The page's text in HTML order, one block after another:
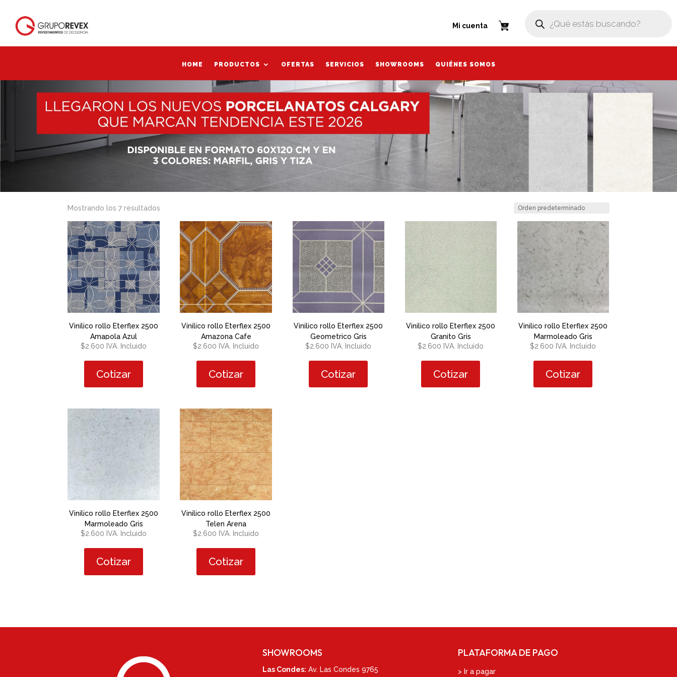
Mi cuenta
productos
Mi cuenta
productos
HOME PRODUCTOS OFERTAS SERVICIOS SHOWROOMS QUIÉNES SOMOS
Mostrando los 7 resultados
Vinilico rollo Eterflex 2500
Amapola Azul
$2.600 IVA. Incluido
Cotizar
Vinilico rollo Eterflex 2500
Amazona Cafe
$2.600 IVA. Incluido
Cotizar
Vinilico rollo Eterflex 2500
Geometrico Gris
$2.600 IVA. Incluido
Cotizar
Vinilico rollo Eterflex 2500
Granito Gris
$2.600 IVA. Incluido
Cotizar
Vinilico rollo Eterflex 2500
Marmoleado Gris
$2.600 IVA. Incluido
Cotizar
Vinilico rollo Eterflex 2500
Marmoleado Gris
$2.600 IVA. Incluido
Cotizar
Vinilico rollo Eterflex 2500
Telen Arena
$2.600 IVA. Incluido
Cotizar
SHOWROOMS
Las Condes: Av. Las Condes 9765
PLATAFORMA DE PAGO
> Ir a pagar